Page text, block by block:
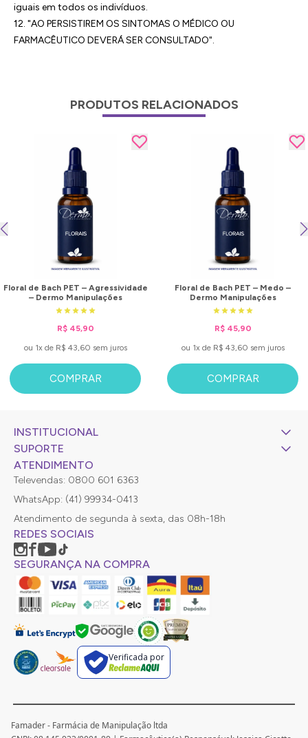
iguais em todos os indivíduos.
12. "AO PERSISTIREM OS SINTOMAS O MÉDICO OU
FARMACÊUTICO DEVERÁ SER CONSULTADO".
PRODUTOS RELACIONADOS
Floral de Bach PET – Agressividade
– Dermo Manipulações
R$ 45,90
ou 1x de R$ 43,60 sem juros
COMPRAR
Floral de Bach PET – Medo –
Dermo Manipulações
R$ 45,90
ou 1x de R$ 43,60 sem juros
COMPRAR
INSTITUCIONAL
SUPORTE
ATENDIMENTO
Televendas: 0800 601 6363
WhatsApp: (41) 99934-0413
Atendimento de segunda à sexta, das 08h-18h
REDES SOCIAIS
SEGURANÇA NA COMPRA
Verificada por
Famader - Farmácia de Manipulação ltda